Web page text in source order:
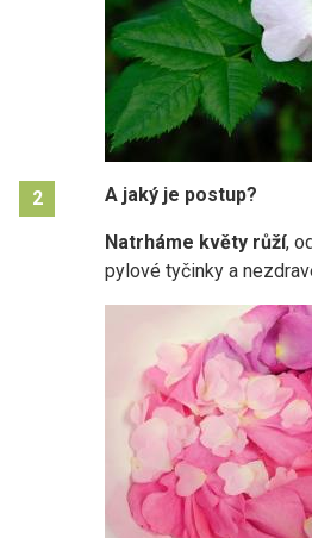
2 A jaký je postup?
Natrháme květy růží,
pylové tyčinky a